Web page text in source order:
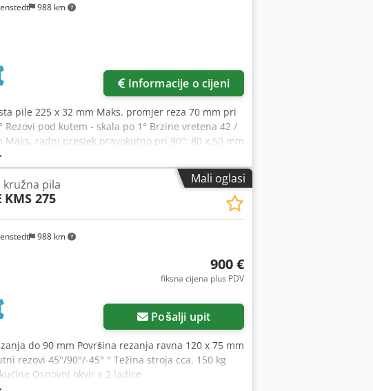
988 km
Informacije o cijeni
pile 225 x 32 mm Maks. promjer reza 70 mm pri
pod kutem - skala po 1° Brzine vretena 42 /
radni presjek pravokutno pri 90°: 80 x 50 mm
presjek pravokutno pri 45°: 60 x 50 mm Promjer
podmazivanja uključuje postolje
Mali oglasi
988 km
kružna pila
KMS 275
900 €
fiksna cijena plus PDV
Pošalji upit
do 90 mm Površina rezanja ravna 120 x 75 mm
rezovi 45°/90°/-45° ° Težina stroja cca. 150 kg
Osnovni okvir s 2 ladice